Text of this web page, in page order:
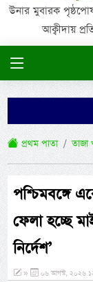
উনার মুবারক
আক্বীদায়
প্রথম পাতা তাজা
পশ্চিমবঙ্গে
ফেলা হচ্ছে
নির্দেশ’
» ০৬ আগস্ট, ২০২৬